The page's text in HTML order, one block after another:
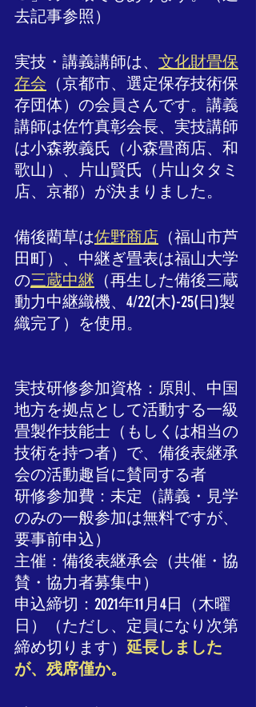
去記事参照）
実技・講義講師は、 文化財畳保
存会 （京都市、選定保存技術保
存団体）の会員さんです。講義
講師は佐竹真彰会長、実技講師
は小森教義氏（小森畳商店、和
歌山）、片山賢氏（片山タタミ
店、京都）が決まりました。
備後藺草は佐野商店 （福山市芦
田町）、中継ぎ畳表は福山大学
の三蔵中継 （再生した備後三蔵
動力中継織機、4/22(木)-25(日)製
織完了）を使用。
実技研修参加資格：原則、中国
地方を拠点として活動する一級
畳製作技能士（もしくは相当の
技術を持つ者）で、備後表継承
会の活動趣旨に賛同する者
研修参加費：未定（講義・見学
のみの一般参加は無料ですが、
要事前申込）
主催：備後表継承会（共催・協
賛・協力者募集中）
申込締切：2021年11月4日（木曜
日）（ただし、定員になり次第
締め切ります） 延長しました
が、残席僅か。